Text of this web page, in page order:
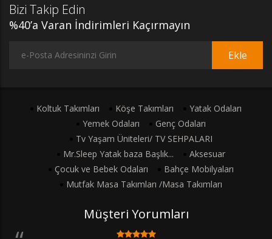
Bizi Takip Edin
%40’a Varan İndirimleri Kaçırmayın
Ekle
Koltuk Takımları Köşe Takımları
Yatak Odaları
Yemek Odaları
Genç Odaları
Tv Yaşam Üniteleri/ TV SEHPALARI
Mr.Sleep Yatak baza Başlık...
Aksesuar
Çocuk ve Bebek Odaları
Bahçe Mobilyaları
Mutfak Masa Takımları /Masa Takımları
Müşteri Yorumları